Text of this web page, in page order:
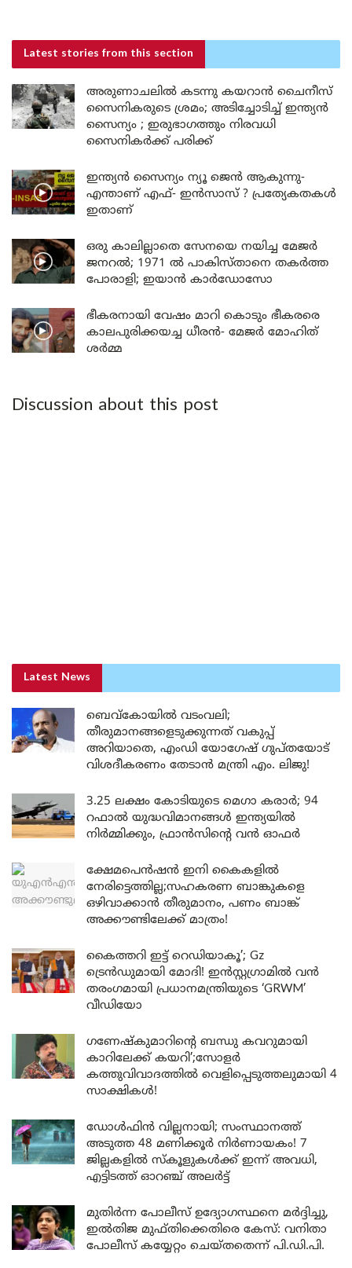
Latest stories from this section
അരുണാചലിൽ കടന്നു കയറാൻ ചൈനീസ്
സൈനികരുടെ ശ്രമം; അടിച്ചോടിച്ച് ഇന്ത്യൻ
സൈന്യം ; ഇരുഭാഗത്തും നിരവധി
സൈനികർക്ക് പരിക്ക്
ഇന്ത്യൻ സൈന്യം ന്യൂ ജെൻ ആകുന്നു-
എന്താണ് എഫ്- ഇൻസാസ് ? പ്രത്യേകതകൾ
ഇതാണ്
ഒരു കാലില്ലാതെ സേനയെ നയിച്ച മേജർ
ജനറൽ; 1971 ൽ പാകിസ്താനെ തകർത്ത
പോരാളി; ഇയാൻ കാർഡോസോ
ഭീകരനായി വേഷം മാറി കൊടും ഭീകരരെ
കാലപുരിക്കയച്ച ധീരൻ- മേജർ മോഹിത്
ശർമ്മ
Discussion about this post
Latest News
ബെവ്കോയിൽ വടംവലി;
തീരുമാനങ്ങളെടുക്കുന്നത് വകുപ്പ്
അറിയാതെ, എംഡി യോഗേഷ് ഗുപ്തയോട്
വിശദീകരണം തേടാൻ മന്ത്രി എം. ലിജു!
3.25 ലക്ഷം കോടിയുടെ മെഗാ കരാർ; 94
റഫാൽ യുദ്ധവിമാനങ്ങൾ ഇന്ത്യയിൽ
നിർമ്മിക്കും, ഫ്രാൻസിന്റെ വൻ ഓഫർ
ക്ഷേമപെൻഷൻ ഇനി കൈകളിൽ
നേരിട്ടെത്തില്ല;സഹകരണ ബാങ്കുകളെ
ഒഴിവാക്കാൻ തീരുമാനം, പണം ബാങ്ക്
അക്കൗണ്ടിലേക്ക് മാത്രം!
കൈത്തറി ഇട്ട് റെഡിയാകൂ’; Gz
ട്രെൻഡുമായി മോദി! ഇൻസ്റ്റഗ്രാമിൽ വൻ
തരംഗമായി പ്രധാനമന്ത്രിയുടെ ‘GRWM’
വീഡിയോ
ഗണേഷ്കുമാറിന്റെ ബന്ധു കവറുമായി
കാറിലേക്ക് കയറി’;സോളർ
കത്തുവിവാദത്തിൽ വെളിപ്പെടുത്തലുമായി 4
സാക്ഷികൾ!
ഡോൾഫിൻ വില്ലനായി; സംസ്ഥാനത്ത്
അടുത്ത 48 മണിക്കൂർ നിർണായകം! 7
ജില്ലകളിൽ സ്കൂളുകൾക്ക് ഇന്ന് അവധി,
എട്ടിടത്ത് ഓറഞ്ച് അലർട്ട്
മുതിർന്ന പോലീസ് ഉദ്യോഗസ്ഥനെ മർദ്ദിച്ചു,
ഇൽതിജ മുഫ്തിക്കെതിരെ കേസ്: വനിതാ
പോലീസ് കയ്യേറ്റം ചെയ്തതെന്ന് പി.ഡി.പി.